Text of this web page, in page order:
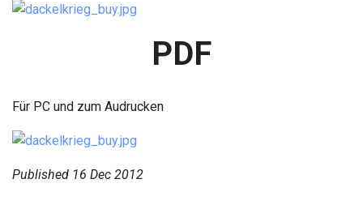
PDF
Für PC und zum Audrucken
Published 16 Dec 2012